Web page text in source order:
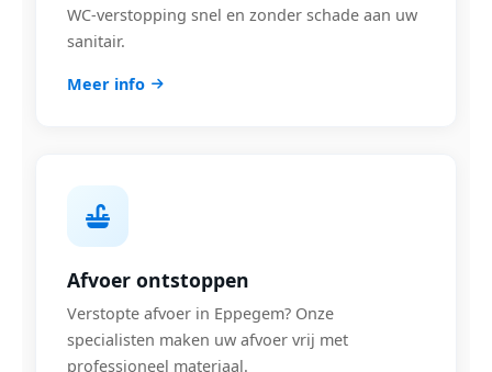
WC-verstopping snel en zonder schade aan uw
sanitair.
Meer info
Afvoer ontstoppen
Verstopte afvoer in Eppegem? Onze
specialisten maken uw afvoer vrij met
professioneel materiaal.